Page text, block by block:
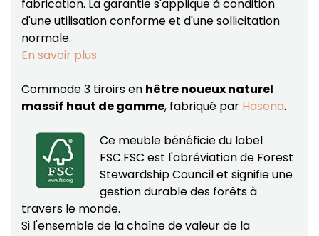
fabrication. La garantie s'applique à condition
d'une utilisation conforme et d'une sollicitation
normale.
En savoir plus
Commode 3 tiroirs en hêtre noueux naturel
massif haut de gamme, fabriqué par Hasena.
Ce meuble bénéficie du label
FSC.FSC est l'abréviation de Forest
Stewardship Council et signifie une
gestion durable des forêts à
travers le monde.
Si l'ensemble de la chaîne de valeur de la